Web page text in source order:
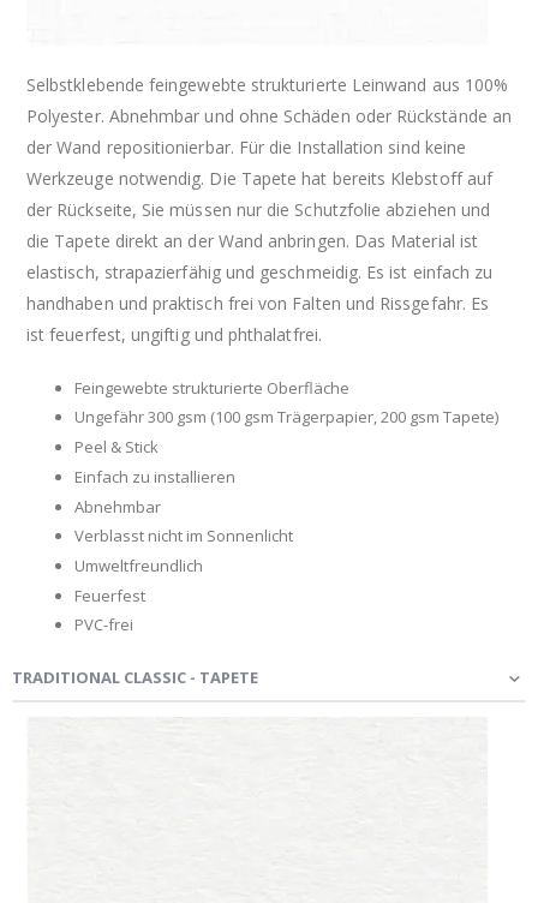
Selbstklebende feingewebte strukturierte Leinwand aus 100%
Polyester. Abnehmbar und ohne Schäden oder Rückstände an
der Wand repositionierbar. Für die Installation sind keine
Werkzeuge notwendig. Die Tapete hat bereits Klebstoff auf
der Rückseite, Sie müssen nur die Schutzfolie abziehen und
die Tapete direkt an der Wand anbringen. Das Material ist
elastisch, strapazierfähig und geschmeidig. Es ist einfach zu
handhaben und praktisch frei von Falten und Rissgefahr. Es
ist feuerfest, ungiftig und phthalatfrei.
Feingewebte strukturierte Oberfläche
Ungefähr 300 gsm (100 gsm Trägerpapier, 200 gsm Tapete)
Peel & Stick
Einfach zu installieren
Abnehmbar
Verblasst nicht im Sonnenlicht
Umweltfreundlich
Feuerfest
PVC-frei
TRADITIONAL CLASSIC - TAPETE